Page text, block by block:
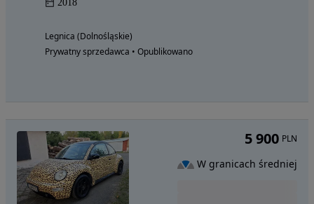
2018
Legnica (Dolnośląskie)
Prywatny sprzedawca • Opublikowano
5 900 PLN
W granicach średniej